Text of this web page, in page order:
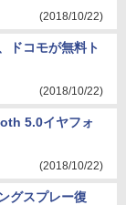
(2018/10/22)
ドコモが無料ト
(2018/10/22)
5.0イヤフォ
(2018/10/22)
グスプレー復